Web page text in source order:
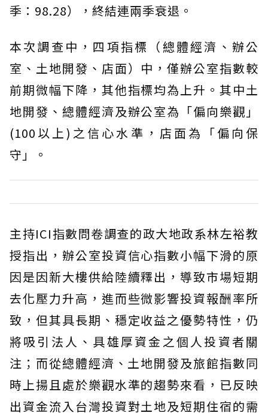
季：98.28），終結連兩季衰退。
本次調查中，四項指標（總體經濟、辦公
室、土地開發、店面）中，僅辦公室指數較
前期微幅下降，其他指標均為上升。其中土
地開發、總體經濟及辦公室為「偏向樂觀」
(100以上)之信心水準，店面為「偏向保
守」。
主持ICI指數問卷調查的政大地政系林左裕教
授指出，辦公室投資信心指數小幅下滑的原
因是因新大樓供給陸續釋出，導致市場短期
去化壓力升高，進而些微影響投資報酬率所
致，但其具長期、穩定收益之優勢特性，仍
將吸引法人、具雄厚資金之個人投資者關
注；而從總體經濟、土地開發及旅館指數同
時上揚且處於樂觀水準的趨勢來看，已反映
出資金流入台灣投資對土地及短期住宿的需